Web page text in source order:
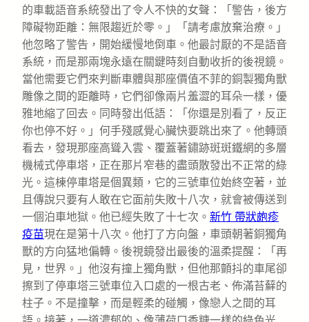
的車載語音系統發出了令人不快的女聲：「警告，後方
障礙物距離：無限趨近於零。」「請考慮放棄治療。」
他忽略了警告，開始緩慢地倒車。他最討厭的不是語音
系統，而是那兩塊永遠在關鍵時刻自動收折的後視鏡。
當他需要它們來判斷車體與那座價值不菲的銅製獨角獸
雕像之間的距離時，它們卻像兩片羞澀的耳朵一樣，優
雅地縮了回去。同時發出低語：「你還是別看了，反正
你也停不好。」何手殘感覺心臟快要跳出來了。他轉頭
看去，發現那座高聳入雲、覆蓋著鏽跡斑斑鐵網的多層
機械式停車塔，正在那片窄巷的盡頭散發出不正常的綠
光。這棟停車塔是個異類，它的三號車位始終空著，並
且傳說只要有人敢在它面前失敗十八次，就會被傳送到
一個泊車地獄。他已經失敗了十七次。 新竹 帶狀皰疹
疫苗現在是第十八次。他打了方向盤，車頭朝著銅獨角
獸的方向猛地偏轉。後視鏡發出最後的溫柔提醒：「再
見，世界。」他沒有撞上獨角獸，但他那顫抖的車尾卻
擦到了停車塔三號車位入口處的一根古老、佈滿苔蘚的
柱子。不是撞擊，而是輕柔的碰觸，像戀人之間的耳